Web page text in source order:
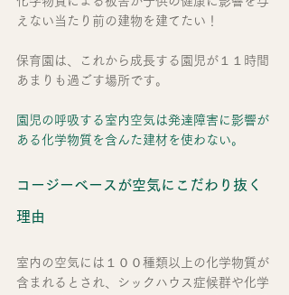
えない当たり前の建物を建てたい！
保育園は、これから成長する園児が１１時間
あまりも過ごす場所です。
園児の呼吸する室内空気は発達障害に影響が
ある化学物質を含んた建材を使わない。
コージーベースが空気にこだわり抜く
理由
室内の空気には１００種類以上の化学物質が
含まれるとされ、シックハウス症候群や化学